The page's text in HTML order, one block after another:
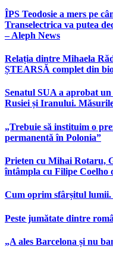
ÎPS Teodosie a mers pe
Transelectrica va putea
– Aleph News
Relația dintre Mihaela
ȘTEARSĂ complet din
Senatul SUA a aprobat
Rusiei și Iranului.
„Trebuie să instituim o
permanentă în Polonia”
Prieten cu Mihai Rotaru,
întâmpla cu Filipe
Cum oprim sfârșitul
Peste jumătate dintre
„A ales Barcelona și nu